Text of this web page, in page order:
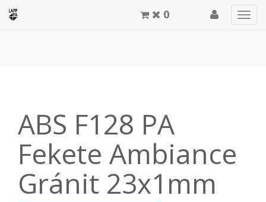
0
ABS F128 PA
Fekete Ambiance
Gránit 23x1mm